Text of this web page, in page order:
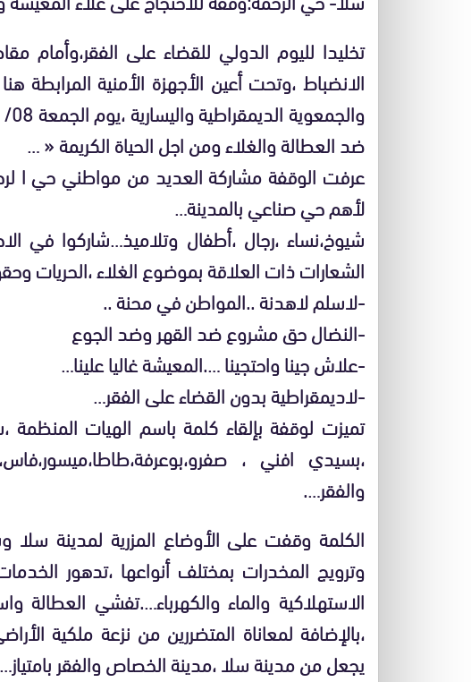
تخليدا لليوم الدولي للقضاء على
الانضباط ،وتحت أعين الأجهزة الأمنية المرابطة
ضد العطالة والغلاء ومن اجل الحياة الكريمة « …
عرفت الوقفة مشاركة العديد من مواطني حي ا
لأهم حي صناعي بالمدينة…
شيوخ،نساء ،رجال ،أطفال وتلاميذ…شاركوا في
الشعارات ذات العلاقة بموضوع الغلاء ،الحريات
-لاسلم لاهدنة ..المواطن في محنة ..
-النضال حق مشروع ضد القهر وضد الجوع
-علاش جينا واحتجينا ….المعيشة غاليا علينا…
-لاديمقراطية بدون القضاء على الفقر…
تميزت لوقفة بإلقاء كلمة باسم الهيات
،بسيدي افني ،
والفقر….
الكلمة وقفت على الأوضاع المزرية لمدينة سلا
وترويج المخدرات بمختلف أنواعها ،تدهور
الاستهلاكية والماء والكهرباء….تفشي العطالة
،بالإضافة لمعاناة المتضررين من نزعة ملكية
يجعل من مدينة سلا ،مدينة الخصاص والفقر